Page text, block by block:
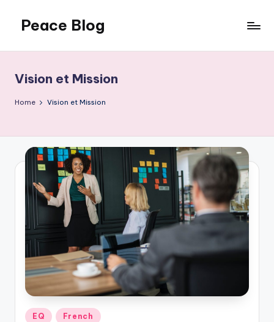
content
Peace Blog
Peace
Like
This
Vision et Mission
Home Vision et Mission
Posted
EQ French